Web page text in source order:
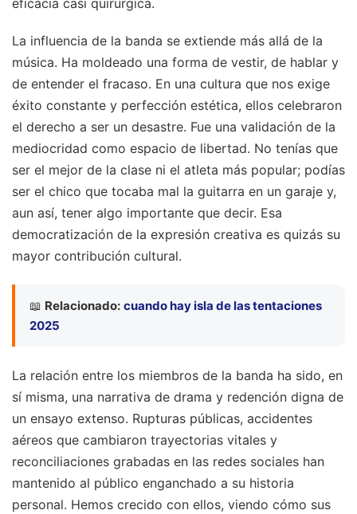
La influencia de la banda se extiende más allá de la
música. Ha moldeado una forma de vestir, de hablar y
de entender el fracaso. En una cultura que nos exige
éxito constante y perfección estética, ellos celebraron
el derecho a ser un desastre. Fue una validación de la
mediocridad como espacio de libertad. No tenías que
ser el mejor de la clase ni el atleta más popular; podías
ser el chico que tocaba mal la guitarra en un garaje y,
aun así, tener algo importante que decir. Esa
democratización de la expresión creativa es quizás su
mayor contribución cultural.
📖 Relacionado: cuando hay isla de las tentaciones
2025
La relación entre los miembros de la banda ha sido, en
sí misma, una narrativa de drama y redención digna de
un ensayo extenso. Rupturas públicas, accidentes
aéreos que cambiaron trayectorias vitales y
reconciliaciones grabadas en las redes sociales han
mantenido al público enganchado a su historia
personal. Hemos crecido con ellos, viendo cómo sus